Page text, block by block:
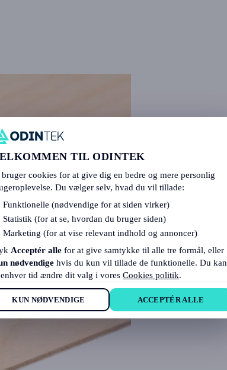
TIL ODINTEK
cookies for at give dig en bedre og mere personlig
Du vælger selv, hvad du vil tillade:
Funktionelle (nødvendige for at siden virker)
Statistik (for at se, hvordan du bruger siden)
Marketing (for at vise relevant indhold og annoncer)
Acceptér alle for at give samtykke til alle tre formål, eller
nødvendige hvis du kun vil tillade de funktionelle. Du kan
tid ændre dit valg i vores Cookies politik.
KUN NØDVENDIGE ACCEPTÉR ALLE